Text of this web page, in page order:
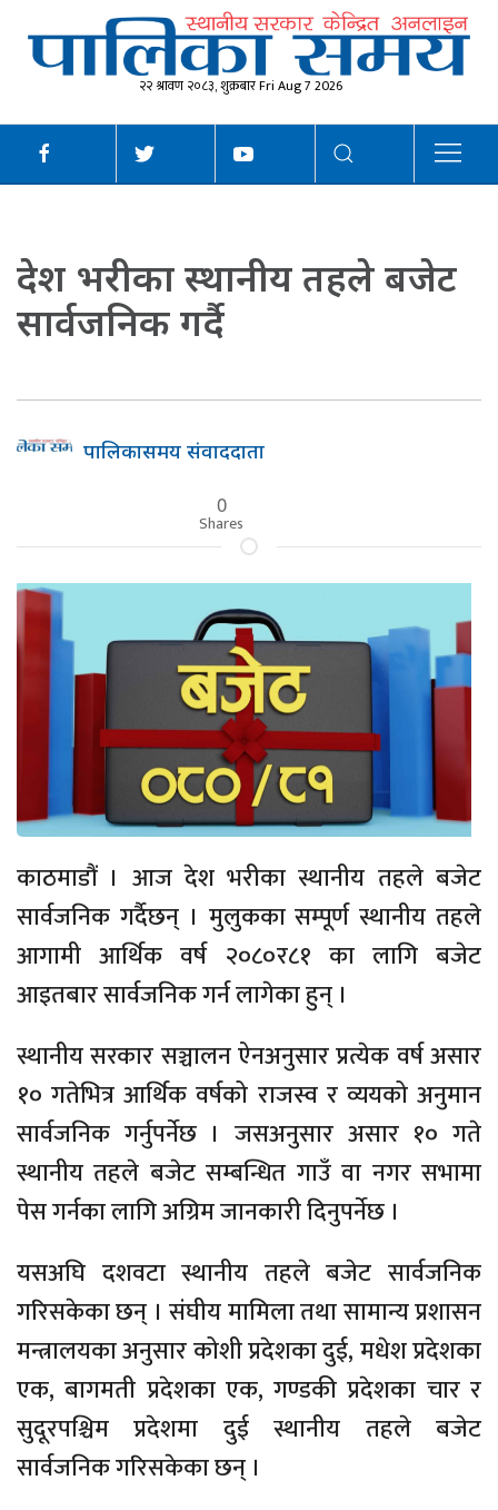
२२ श्रावण २०८३, शुक्रबार Fri Aug 7 2026
देश भरीका स्थानीय तहले बजेट
सार्वजनिक गर्दै
पालिकासमय संवाददाता
0
Shares
काठमाडौं । आज देश भरीका स्थानीय तहले बजेट
सार्वजनिक गर्दैछन् । मुलुकका सम्पूर्ण स्थानीय तहले
आगामी आर्थिक वर्ष २०८०र८१ का लागि बजेट
आइतबार सार्वजनिक गर्न लागेका हुन् ।
स्थानीय सरकार सञ्चालन ऐनअनुसार प्रत्येक वर्ष असार
१० गतेभित्र आर्थिक वर्षको राजस्व र व्ययको अनुमान
सार्वजनिक गर्नुपर्नेछ । जसअनुसार असार १० गते
स्थानीय तहले बजेट सम्बन्धित गाउँ वा नगर सभामा
पेस गर्नका लागि अग्रिम जानकारी दिनुपर्नेछ ।
यसअघि दशवटा स्थानीय तहले बजेट सार्वजनिक
गरिसकेका छन् । संघीय मामिला तथा सामान्य प्रशासन
मन्त्रालयका अनुसार कोशी प्रदेशका दुई, मधेश प्रदेशका
एक, बागमती प्रदेशका एक, गण्डकी प्रदेशका चार र
सुदूरपश्चिम प्रदेशमा दुई स्थानीय तहले बजेट
सार्वजनिक गरिसकेका छन् ।